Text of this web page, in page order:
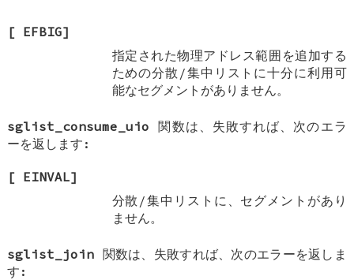
[ EFBIG]
指定された物理アドレス範囲を追加する
ための分散/集中リストに十分に利用可
能なセグメントがありません。
sglist_consume_uio 関数は、失敗すれば、次のエラ
ーを返します:
[ EINVAL]
分散/集中リストに、セグメントがあり
ません。
sglist_join 関数は、失敗すれば、次のエラーを返しま
す: